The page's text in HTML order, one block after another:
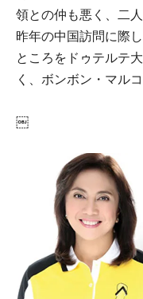
領との仲も悪く、二
昨年の中国訪問に際
ところをドゥテルテ
く、ボンボン・マル
￼